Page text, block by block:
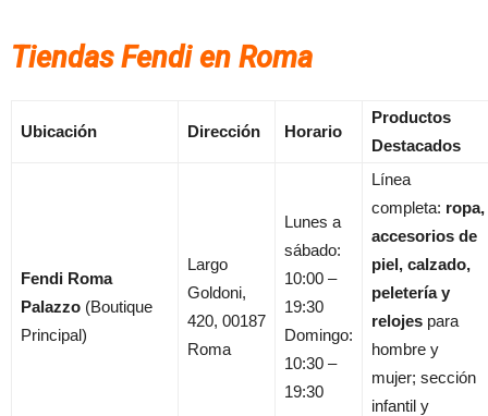
Tiendas Fendi en Roma
Ubicación Dirección Horario
Productos
Destacados
Fendi Roma
Palazzo (Boutique
Principal)
Largo
Goldoni,
420, 00187
Roma
Lunes a
sábado:
10:00 –
19:30
Domingo:
10:30 –
19:30
Línea
completa: ropa,
accesorios de
piel, calzado,
peletería y
relojes para
hombre y
mujer; sección
infantil y